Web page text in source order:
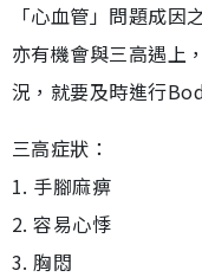
「心血管」問題成因
亦有機會與三高遇上
況，就要及時進行
三高症狀：
1. 手腳麻痹
2. 容易心悸
3. 胸悶